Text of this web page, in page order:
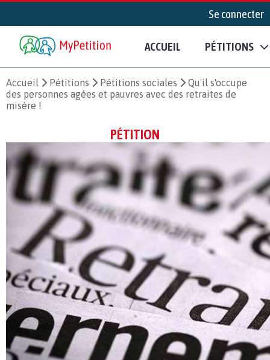
Se connecter
ACCUEIL PÉTITIONS
Accueil Pétitions Pétitions sociales
Qu'il s'occupe
des personnes agées et pauvres avec des retraites de
misère !
PÉTITION